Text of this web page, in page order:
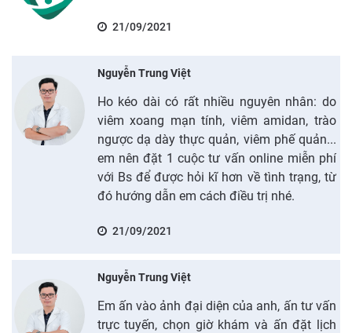
21/09/2021
Nguyễn Trung Việt
Ho kéo dài có rất nhiều nguyên nhân: do
viêm xoang mạn tính, viêm amidan, trào
ngược dạ dày thực quản, viêm phế quản...
em nên đặt 1 cuộc tư vấn online miễn phí
với Bs để được hỏi kĩ hơn về tình trạng, từ
đó hướng dẫn em cách điều trị nhé.
21/09/2021
Nguyễn Trung Việt
Em ấn vào ảnh đại diện của anh, ấn tư vấn
trực tuyến, chọn giờ khám và ấn đặt lịch